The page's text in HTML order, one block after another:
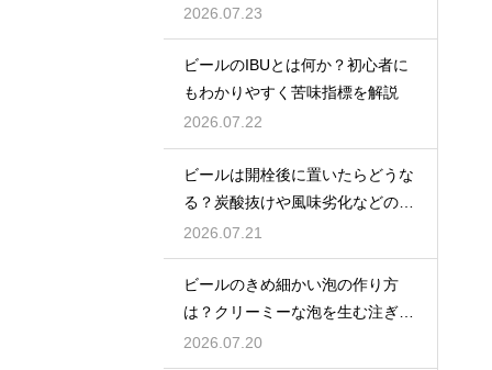
で風味が損なわれるため
2026.07.23
ビールのIBUとは何か？初心者に
もわかりやすく苦味指標を解説
2026.07.22
ビールは開栓後に置いたらどうな
る？炭酸抜けや風味劣化などの影
響を解説
2026.07.21
ビールのきめ細かい泡の作り方
は？クリーミーな泡を生む注ぎ方
のコツ
2026.07.20